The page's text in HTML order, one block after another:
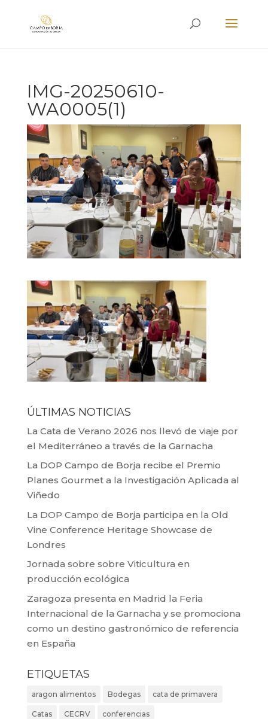
IMG-20250610-
WA0005(1)
ÚLTIMAS NOTICIAS
La Cata de Verano 2026 nos llevó de viaje por
el Mediterráneo a través de la Garnacha
La DOP Campo de Borja recibe el Premio
Planes Gourmet a la Investigación Aplicada al
Viñedo
La DOP Campo de Borja participa en la Old
Vine Conference Heritage Showcase de
Londres
Jornada sobre sobre Viticultura en
producción ecológica
Zaragoza presenta en Madrid la Feria
Internacional de la Garnacha y se promociona
como un destino gastronómico de referencia
en España
ETIQUETAS
aragon alimentos Bodegas cata de primavera
Catas CECRV conferencias